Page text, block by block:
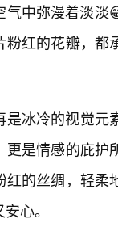
气中弥漫着淡
粉红的花瓣，
是冰冷的视觉元
更是情感的庇
红的丝绸，轻
心。